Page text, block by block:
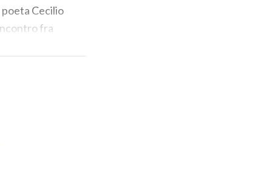
poeta Cecilio
fra
e